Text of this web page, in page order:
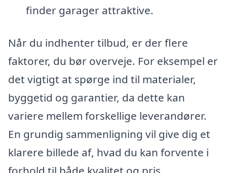
finder garager attraktive.
Når du indhenter tilbud, er der flere
faktorer, du bør overveje. For eksempel er
det vigtigt at spørge ind til materialer,
byggetid og garantier, da dette kan
variere mellem forskellige leverandører.
En grundig sammenligning vil give dig et
klarere billede af, hvad du kan forvente i